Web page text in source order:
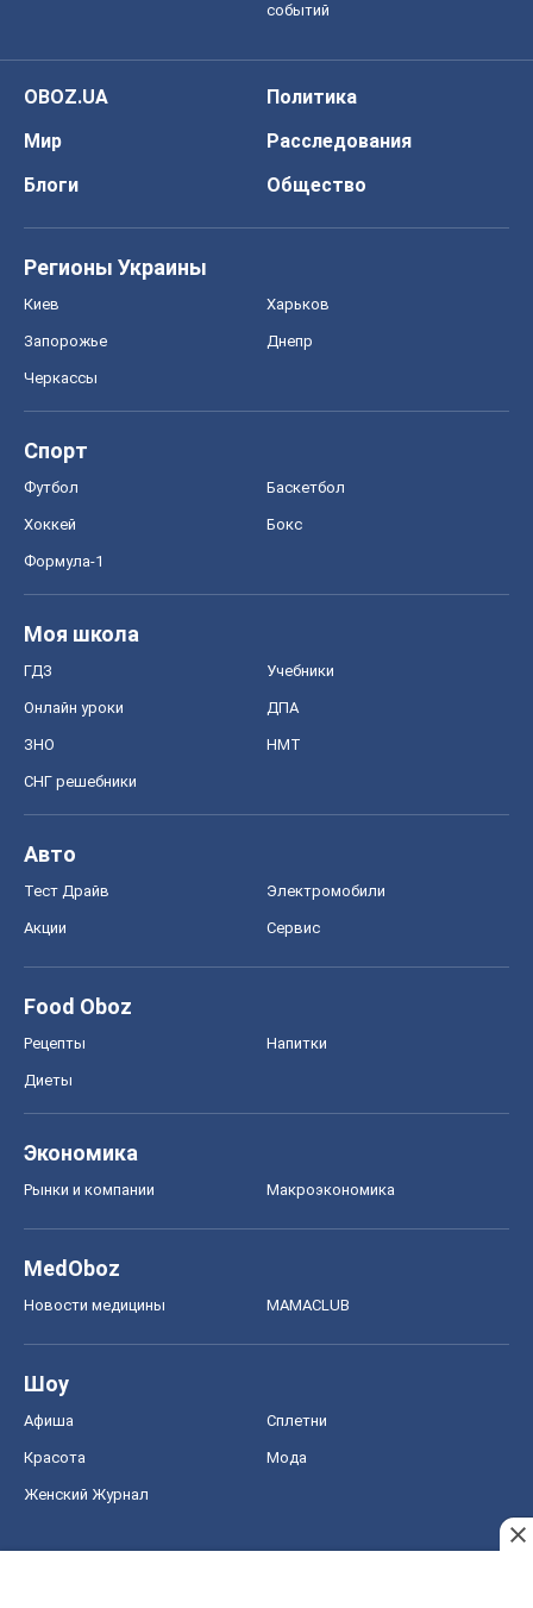
событий
OBOZ.UA
Политика
Мир
Расследования
Блоги
Общество
Регионы Украины
Киев Харьков
Запорожье Днепр
Черкассы
Спорт
Футбол Баскетбол
Хоккей Бокс
Формула-1
Моя школа
ГДЗ Учебники
Онлайн уроки ДПА
ЗНО НМТ
СНГ решебники
Авто
Тест Драйв Электромобили
Акции Сервис
Food Oboz
Рецепты Напитки
Диеты
Экономика
Рынки и компании Mакроэкономика
MedOboz
Новости медицины MAMACLUB
Шоу
Афиша Сплетни
Красота Мода
Женский Журнал